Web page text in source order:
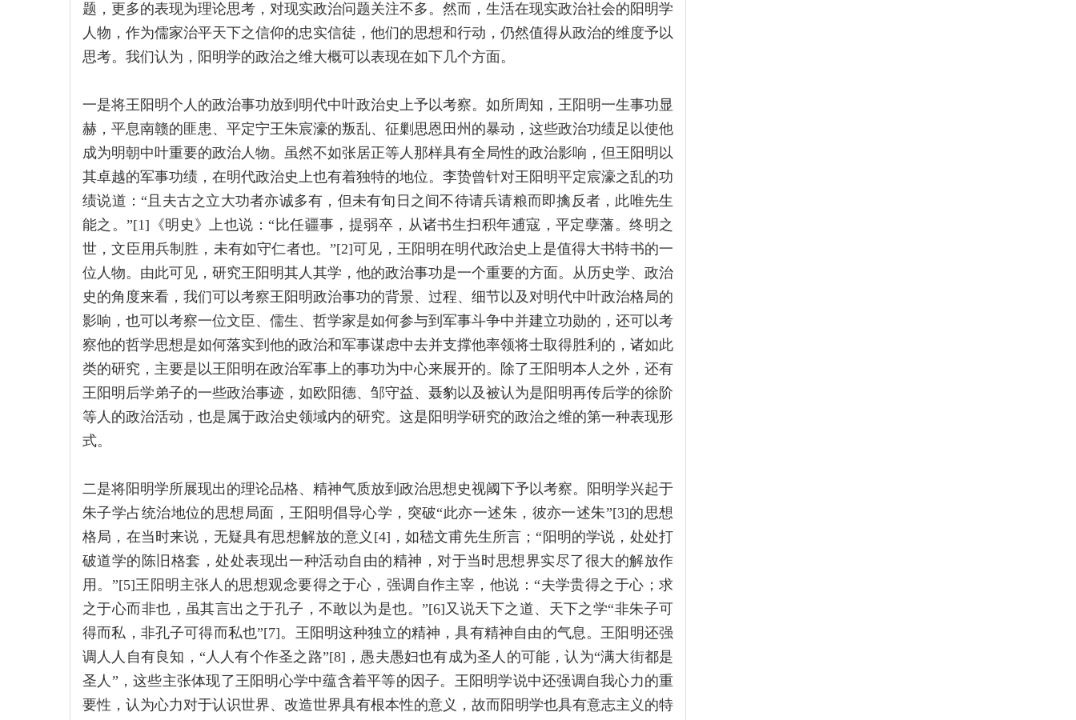
题，更多的表现为理论思考，对现实政治问题关注不多。然而，生活在现实政治社会的阳明学
人物，作为儒家治平天下之信仰的忠实信徒，他们的思想和行动，仍然值得从政治的维度予以
思考。我们认为，阳明学的政治之维大概可以表现在如下几个方面。
一是将王阳明个人的政治事功放到明代中叶政治史上予以考察。如所周知，王阳明一生事功显
赫，平息南赣的匪患、平定宁王朱宸濠的叛乱、征剿思恩田州的暴动，这些政治功绩足以使他
成为明朝中叶重要的政治人物。虽然不如张居正等人那样具有全局性的政治影响，但王阳明以
其卓越的军事功绩，在明代政治史上也有着独特的地位。李贽曾针对王阳明平定宸濠之乱的功
绩说道：“且夫古之立大功者亦诚多有，但未有旬日之间不待请兵请粮而即擒反者，此唯先生
能之。”[1]《明史》上也说：“比任疆事，提弱卒，从诸书生扫积年逋寇，平定孽藩。终明之
世，文臣用兵制胜，未有如守仁者也。”[2]可见，王阳明在明代政治史上是值得大书特书的一
位人物。由此可见，研究王阳明其人其学，他的政治事功是一个重要的方面。从历史学、政治
史的角度来看，我们可以考察王阳明政治事功的背景、过程、细节以及对明代中叶政治格局的
影响，也可以考察一位文臣、儒生、哲学家是如何参与到军事斗争中并建立功勋的，还可以考
察他的哲学思想是如何落实到他的政治和军事谋虑中去并支撑他率领将士取得胜利的，诸如此
类的研究，主要是以王阳明在政治军事上的事功为中心来展开的。除了王阳明本人之外，还有
王阳明后学弟子的一些政治事迹，如欧阳德、邹守益、聂豹以及被认为是阳明再传后学的徐阶
等人的政治活动，也是属于政治史领域内的研究。这是阳明学研究的政治之维的第一种表现形
式。
二是将阳明学所展现出的理论品格、精神气质放到政治思想史视阈下予以考察。阳明学兴起于
朱子学占统治地位的思想局面，王阳明倡导心学，突破“此亦一述朱，彼亦一述朱”[3]的思想
格局，在当时来说，无疑具有思想解放的意义[4]，如嵇文甫先生所言；“阳明的学说，处处打
破道学的陈旧格套，处处表现出一种活动自由的精神，对于当时思想界实尽了很大的解放作
用。”[5]王阳明主张人的思想观念要得之于心，强调自作主宰，他说：“夫学贵得之于心；求
之于心而非也，虽其言出之于孔子，不敢以为是也。”[6]又说天下之道、天下之学“非朱子可
得而私，非孔子可得而私也”[7]。王阳明这种独立的精神，具有精神自由的气息。王阳明还强
调人人自有良知，“人人有个作圣之路”[8]，愚夫愚妇也有成为圣人的可能，认为“满大街都是
圣人”，这些主张体现了王阳明心学中蕴含着平等的因子。王阳明学说中还强调自我心力的重
要性，认为心力对于认识世界、改造世界具有根本性的意义，故而阳明学也具有意志主义的特